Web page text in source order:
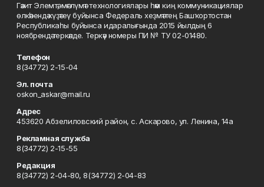
Гәзит Элемтә, мәғлүмәт технологиялары һәм киң коммуникациялар
өлкәһендә күҙәтеү буйынса Федераль хеҙмәттең Башҡортостан
Республикаһы буйынса идаралығында 2015 йылдың 6
ноябрендә теркәлде. Теркәү номеры ПИ № ТУ 02-01480.
Телефон
8(34772) 2-15-04
Эл. почта
oskon_askar@mail.ru
Адрес
453620 Абзелиловский район, с. Аскарово, ул. Ленина, 14а
Рекламная служба
8(34772) 2-15-55
Редакция
8(34772) 2-04-80, 8(34772) 2-04-83